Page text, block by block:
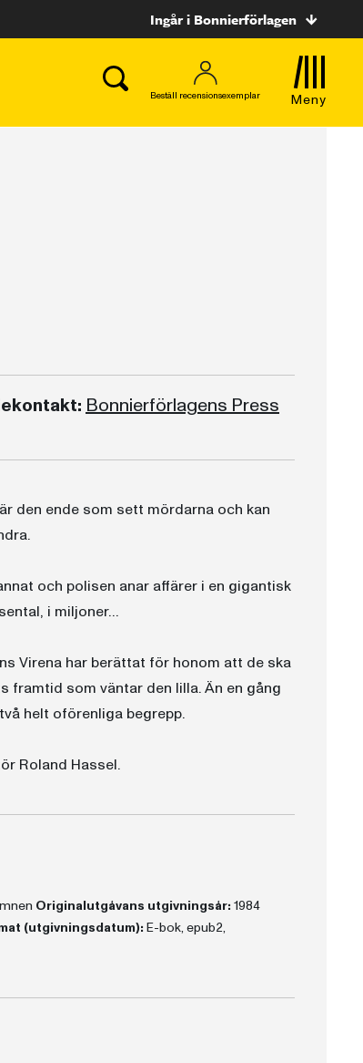
Ingår i Bonnierförlagen
Beställ recensionsexemplar Meny
Bonnierförlagens Press
den ende som sett mördarna och kan
och polisen anar affärer i en gigantisk
i miljoner…
Virena har berättat för honom att de ska
framtid som väntar den lilla. Än en gång
helt oförenliga begrepp.
Roland Hassel.
Originalutgåvans utgivningsår: 1984
(utgivningsdatum): E-bok, epub2,